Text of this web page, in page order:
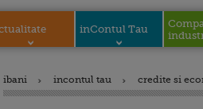
inContul Tau
ibani incontul tau credite si